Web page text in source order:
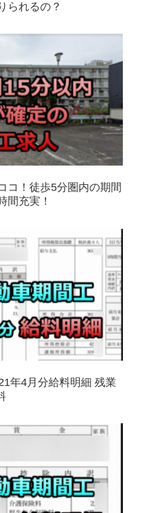
られるの？
コ！徒歩5分圏内の期間
間充実！
年4月分給料明細 残業